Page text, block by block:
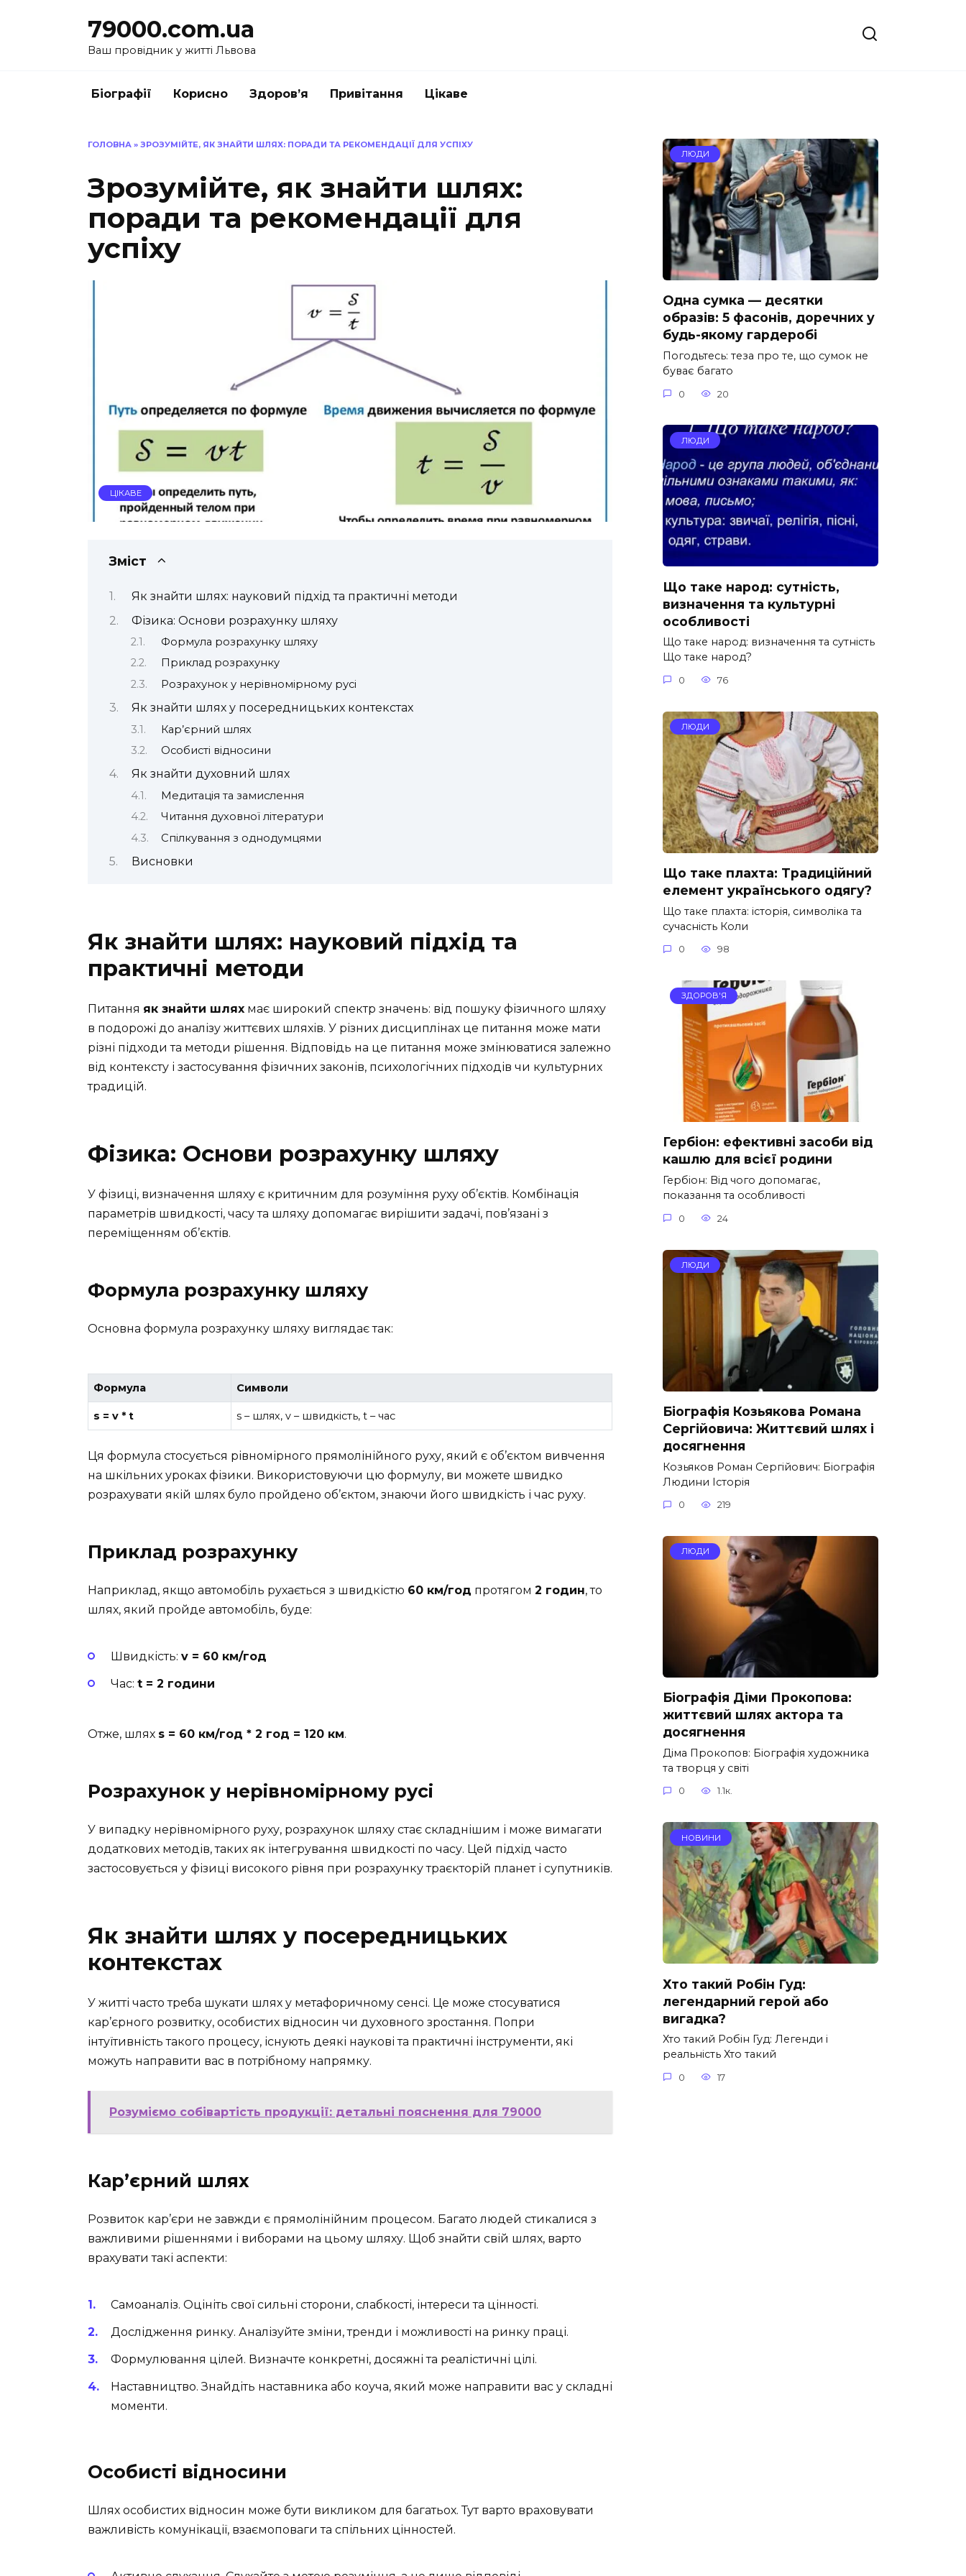
79000.com.ua
Ваш провідник у житті Львова
Біографії Корисно Здоров’я Привітання Цікаве
ГОЛОВНА » ЗРОЗУМІЙТЕ, ЯК ЗНАЙТИ ШЛЯХ: ПОРАДИ ТА РЕКОМЕНДАЦІЇ ДЛЯ УСПІХУ
Зрозумійте, як знайти шлях:
поради та рекомендації для
успіху
ЦІКАВЕ
Зміст
Як знайти шлях: науковий підхід та практичні методи
Фізика: Основи розрахунку шляху
Формула розрахунку шляху
Приклад розрахунку
Розрахунок у нерівномірному русі
Як знайти шлях у посередницьких контекстах
Кар’єрний шлях
Особисті відносини
Як знайти духовний шлях
Медитація та замислення
Читання духовної літератури
Спілкування з однодумцями
Висновки
Як знайти шлях: науковий підхід та
практичні методи
Питання як знайти шлях має широкий спектр значень: від пошуку фізичного шляху
в подорожі до аналізу життєвих шляхів. У різних дисциплінах це питання може мати
різні підходи та методи рішення. Відповідь на це питання може змінюватися залежно
від контексту і застосування фізичних законів, психологічних підходів чи культурних
традицій.
Фізика: Основи розрахунку шляху
У фізиці, визначення шляху є критичним для розуміння руху об’єктів. Комбінація
параметрів швидкості, часу та шляху допомагає вирішити задачі, пов’язані з
переміщенням об’єктів.
Формула розрахунку шляху
Основна формула розрахунку шляху виглядає так:
Формула Символи
s = v * t s – шлях, v – швидкість, t – час
Ця формула стосується рівномірного прямолінійного руху, який є об’єктом вивчення
на шкільних уроках фізики. Використовуючи цю формулу, ви можете швидко
розрахувати якій шлях було пройдено об’єктом, знаючи його швидкість і час руху.
Приклад розрахунку
Наприклад, якщо автомобіль рухається з швидкістю 60 км/год протягом 2 годин, то
шлях, який пройде автомобіль, буде:
Швидкість: v = 60 км/год
Час: t = 2 години
Отже, шлях s = 60 км/год * 2 год = 120 км.
Розрахунок у нерівномірному русі
У випадку нерівномірного руху, розрахунок шляху стає складнішим і може вимагати
додаткових методів, таких як інтегрування швидкості по часу. Цей підхід часто
застосовується у фізиці високого рівня при розрахунку траєкторій планет і супутників.
Як знайти шлях у посередницьких
контекстах
У житті часто треба шукати шлях у метафоричному сенсі. Це може стосуватися
кар’єрного розвитку, особистих відносин чи духовного зростання. Попри
інтуїтивність такого процесу, існують деякі наукові та практичні інструменти, які
можуть направити вас в потрібному напрямку.
Розуміємо собівартість продукції: детальні пояснення для 79000
Кар’єрний шлях
Розвиток кар’єри не завжди є прямолінійним процесом. Багато людей стикалися з
важливими рішеннями і виборами на цьому шляху. Щоб знайти свій шлях, варто
врахувати такі аспекти:
Самоаналіз. Оцініть свої сильні сторони, слабкості, інтереси та цінності.
Дослідження ринку. Аналізуйте зміни, тренди і можливості на ринку праці.
Формулювання цілей. Визначте конкретні, досяжні та реалістичні цілі.
Наставництво. Знайдіть наставника або коуча, який може направити вас у складні
моменти.
Особисті відносини
Шлях особистих відносин може бути викликом для багатьох. Тут варто враховувати
важливість комунікації, взаємоповаги та спільних цінностей.
ЛЮДИ
Одна сумка — десятки
образів: 5 фасонів, доречних у
будь-якому гардеробі
Погодьтесь: теза про те, що сумок не
буває багато
0 20
ЛЮДИ
Що таке народ: сутність,
визначення та культурні
особливості
Що таке народ: визначення та сутність
Що таке народ?
0 76
ЛЮДИ
Що таке плахта: Традиційний
елемент українського одягу?
Що таке плахта: історія, символіка та
сучасність Коли
0 98
ЗДОРОВ'Я
Гербіон: ефективні засоби від
кашлю для всієї родини
Гербіон: Від чого допомагає,
показання та особливості
0 24
ЛЮДИ
Біографія Козьякова Романа
Сергійовича: Життєвий шлях і
досягнення
Козьяков Роман Сергійович: Біографія
Людини Історія
0 219
ЛЮДИ
Біографія Діми Прокопова:
життєвий шлях актора та
досягнення
Діма Прокопов: Біографія художника
та творця у світі
0 1.1к.
НОВИНИ
Хто такий Робін Гуд:
легендарний герой або
вигадка?
Хто такий Робін Гуд: Легенди і
реальність Хто такий
0 17